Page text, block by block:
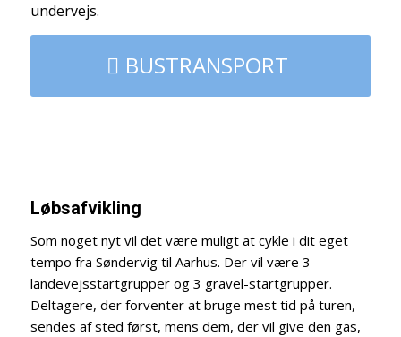
undervejs.
BUSTRANSPORT
Løbsafvikling
Som noget nyt vil det være muligt at cykle i dit eget
tempo fra Søndervig til Aarhus. Der vil være 3
landevejsstartgrupper og 3 gravel-startgrupper.
Deltagere, der forventer at bruge mest tid på turen,
sendes af sted først, mens dem, der vil give den gas,